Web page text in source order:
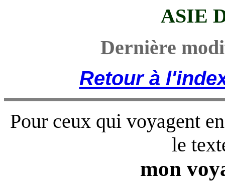
ASIE
Dernière
Retour à
Pour ceux qui voyagent
le
mon